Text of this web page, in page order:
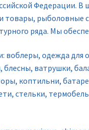
Федерации.
товары, рыболовные
ряда. Мы
воблеры, одежда
блесны, ватрушки,
коптильни,
стельки,